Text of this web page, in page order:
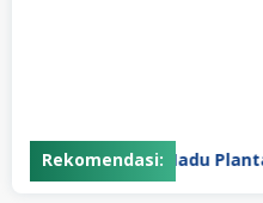
Rekomendasi:
PT Gunung Madu Plantations